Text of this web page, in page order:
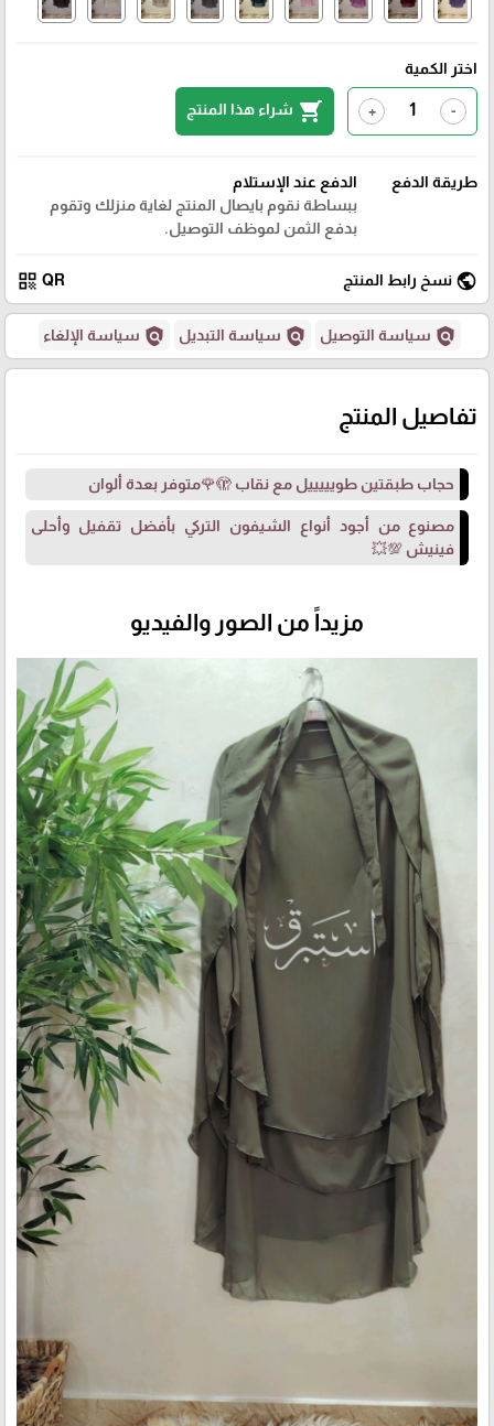
اختر الكمية
-
+
shopping_cart شراء هذا المنتج
طريقة الدفع
الدفع عند الإستلام
ببساطة نقوم بايصال المنتج لغاية منزلك وتقوم
بدفع الثمن لموظف التوصيل.
public نسخ رابط المنتج QR
qr_code
policy سياسة التوصيل policy سياسة التبديل policy سياسة الإلغاء
تفاصيل المنتج
حجاب طبقتين طويييييل مع نقاب 🫣🌹متوفر بعدة ألوان
مصنوع من أجود أنواع الشيفون التركي بأفضل تقفيل وأحلى
فينيش 💯💥
مزيداً من الصور والفيديو